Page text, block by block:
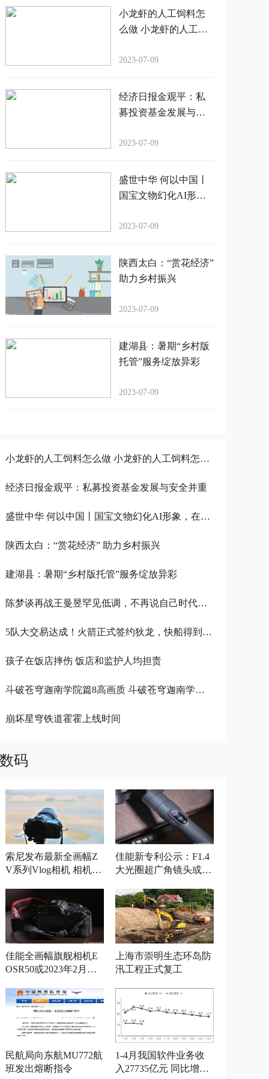
小龙虾的人工饲料怎
么做 小龙虾的人工饲
2023-07-09
经济日报金观平：私
募投资基金发展与安
2023-07-09
盛世中华 何以中国丨
国宝文物幻化AI形
生今世
2023-07-09
陕西太白：“赏花经济”
助力乡村振兴
2023-07-09
建湖县：暑期“乡村版
托管”服务绽放异彩
2023-07-09
小龙虾的人工饲料怎么做 小龙虾的人工饲料怎么做的
经济日报金观平：私募投资基金发展与安全并重
盛世中华 何以中国丨国宝文物幻化AI形象，在元宇宙讲述前生今世
陕西太白：“赏花经济” 助力乡村振兴
建湖县：暑期“乡村版托管”服务绽放异彩
陈梦谈再战王曼昱罕见低调，不再说自己时代，而是全力以赴拼对方
5队大交易达成！火箭正式签约狄龙，快船得到马丁，雷霆囤选秀权
孩子在饭店摔伤 饭店和监护人均担责
斗破苍穹迦南学院篇8高画质 斗破苍穹迦南学院篇收官 基本情况讲解
崩坏星穹铁道霍霍上线时间
数码
索尼发布最新全画幅Z
V系列Vlog相机 相机参
佳能新专利公示：F1.4
大光圈超广角镜头或将
佳能全画幅旗舰相机E
OSR50或2023年2月发
上海市崇明生态环岛防
汛工程正式复工
民航局向东航MU772航
班发出熔断指令
1-4月我国软件业务收
入27735亿元 同比增长1